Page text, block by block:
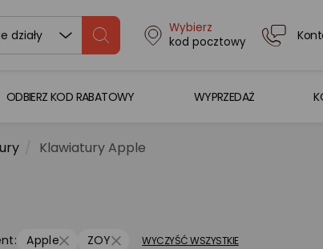
działy
Wybierz
kod pocztowy
ODBIERZ KOD RABATOWY WYPRZEDAŻ
Klawiatury Apple
Apple ZOY WYCZYŚĆ WSZYSTKIE